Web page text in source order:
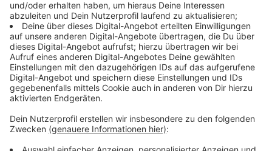
Immer auf dem Laufenden
bleiben!
Verpass' nichts mehr - mit unserem kostenlosen
ANTENNE BAYERN Newsletter. Ob Nachrichten,
Lifestyle oder unsere neuesten Aktionen - wir
informieren dich.